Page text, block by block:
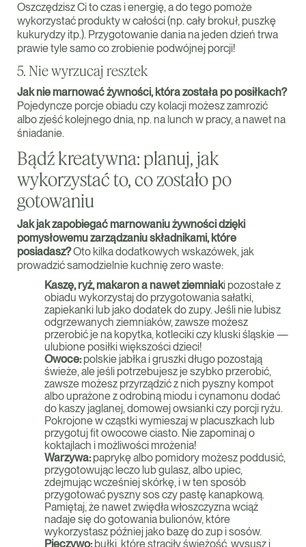
Oszczędzisz Ci to czas i energię, a do tego pomoże
wykorzystać produkty w całości (np. cały brokuł, puszkę
kukurydzy itp.). Przygotowanie dania na jeden dzień trwa
prawie tyle samo co zrobienie podwójnej porcji!
5. Nie wyrzucaj resztek
Jak nie marnować żywności, która została po posiłkach?
Pojedyncze porcje obiadu czy kolacji możesz zamrozić
albo zjeść kolejnego dnia, np. na lunch w pracy, a nawet na
śniadanie.
Bądź kreatywna: planuj, jak
wykorzystać to, co zostało po
gotowaniu
Jak jak zapobiegać marnowaniu żywności dzięki
pomysłowemu zarządzaniu składnikami, które
posiadasz?Oto kilka dodatkowych wskazówek, jak
prowadzić samodzielnie kuchnię zero waste:
Kaszę, ryż, makaron a nawet ziemniaki pozostałe z
obiadu wykorzystaj do przygotowania sałatki,
zapiekanki lub jako dodatek do zupy. Jeśli nie lubisz
odgrzewanych ziemniaków, zawsze możesz
przerobić je na kopytka, kotleciki czy kluski śląskie —
ulubione posiłki większości dzieci!
Owoce:polskie jabłka i gruszki długo pozostają
świeże, ale jeśli potrzebujesz je szybko przerobić,
zawsze możesz przyrządzić z nich pyszny kompot
albo uprażone z odrobiną miodu i cynamonu dodać
do kaszy jaglanej, domowej owsianki czy porcji ryżu.
Pokrojone w cząstki wymieszaj w placuszkach lub
przygotuj fit owocowe ciasto. Nie zapominaj o
koktajlach i możliwości mrożenia!
Warzywa:paprykę albo pomidory możesz poddusić,
przygotowując leczo lub gulasz, albo upiec,
zdejmując wcześniej skórkę, i w ten sposób
przygotować pyszny sos czy pastę kanapkową.
Pamiętaj, że nawet zwiędła włoszczyzna wciąż
nadaje się do gotowania bulionów, które
wykorzystasz później jako bazę do zup i sosów.
Pieczywo:bułki, które straciły świeżość, wysusz i